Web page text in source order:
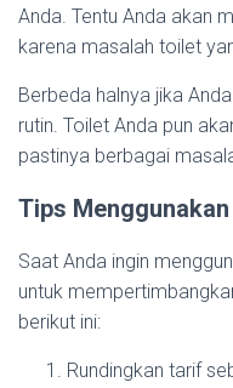
Anda. Tentu Anda akan
karena masalah toilet
Berbeda halnya jika
rutin. Toilet Anda pun
pastinya berbagai
Tips
Saat Anda ingin
untuk
berikut ini:
Rundingkan tarif